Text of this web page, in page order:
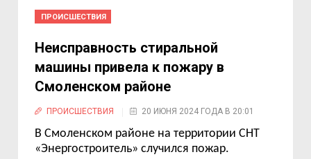
ПРОИСШЕСТВИЯ
Неисправность стиральной
машины привела к пожару в
Смоленском районе
ПРОИСШЕСТВИЯ 20 ИЮНЯ 2024 ГОДА В 20:01
В Смоленском районе на территории СНТ
«Энергостроитель» случился пожар.